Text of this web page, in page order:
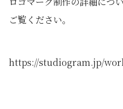
ご覧ください。
https://studiogram.jp/